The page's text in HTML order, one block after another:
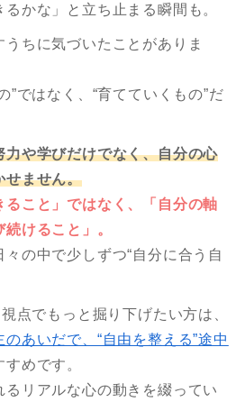
るかな」と立ち止まる瞬間も。
ちに気づいたことがありま
”ではなく、“育てていくもの”だ
力や学びだけでなく、自分の心
せません。
こと」ではなく、
「自分の軸
けること」。
の中で少しずつ“自分に合う自
点でもっと掘り下げたい方は、
あいだで、“自由を整える”途中
すめです。
リアルな心の動きを綴ってい